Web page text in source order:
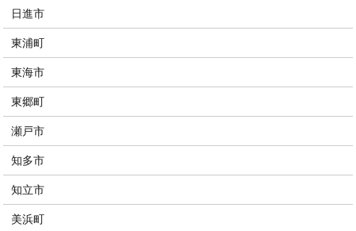
日進市
東浦町
東海市
東郷町
瀬戸市
知多市
知立市
美浜町